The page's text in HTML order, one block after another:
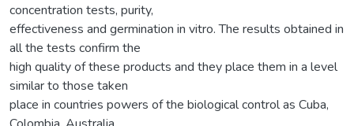
concentration tests, purity,
effectiveness and germination in vitro. The results obtained in
all the tests confirm the
high quality of these products and they place them in a level
similar to those taken
place in countries powers of the biological control as Cuba,